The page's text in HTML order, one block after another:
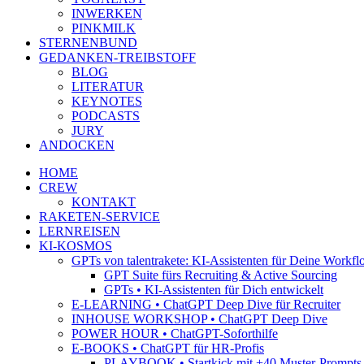
INWERKEN
PINKMILK
STERNENBUND
GEDANKEN-TREIBSTOFF
BLOG
LITERATUR
KEYNOTES
PODCASTS
JURY
ANDOCKEN
HOME
CREW
KONTAKT
RAKETEN-SERVICE
LERNREISEN
KI-KOSMOS
GPTs von talentrakete: KI-Assistenten für Deine
GPT Suite fürs Recruiting & Active Sourcing
GPTs • KI-Assistenten für Dich entwickelt
E-LEARNING • ChatGPT Deep Dive für Recruiter
INHOUSE WORKSHOP • ChatGPT Deep Dive
POWER HOUR • ChatGPT-Soforthilfe
E-BOOKS • ChatGPT für HR-Profis